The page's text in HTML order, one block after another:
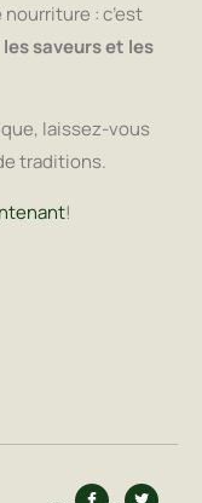
: c’est
saveurs et les
laissez-vous
traditions.
!